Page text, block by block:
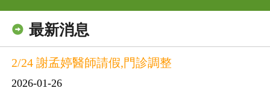
最新消息
2/24 謝孟婷醫師請假,門診調整
2026-01-26